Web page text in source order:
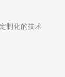
制化的技术